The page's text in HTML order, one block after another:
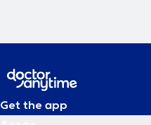
Get the app